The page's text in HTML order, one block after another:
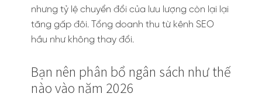
nhưng tỷ lệ chuyển đổi của lưu lượng còn lại lại
tăng gấp đôi. Tổng doanh thu từ kênh SEO
hầu như không thay đổi.
Bạn nên phân bổ ngân sách như thế
nào vào năm 2026